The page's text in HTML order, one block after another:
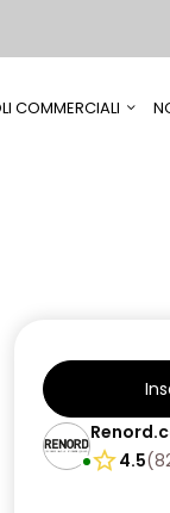
COMMERCIALI
4.5(